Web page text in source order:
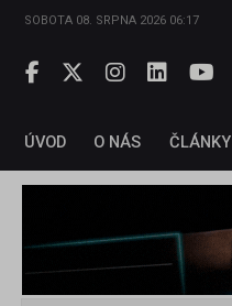
SOBOTA 08. SRPNA 2026 06:17
ÚVOD O NÁS ČLÁNKY